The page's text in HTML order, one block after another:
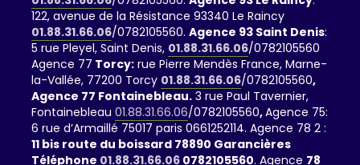
122, avenue de la Résistance 93340 Le Raincy
01.88.31.66.06/0782105560. Agence 93 Saint Denis:
5 rue Pleyel, Saint Denis, 01.88.31.66.06/0782105560
Agence 77 Torcy: rue Pierre Mendès France, Marne-
la-Vallée, 77200 Torcy 01.88.31.66.06/0782105560,
Agence 77 Fontainebleau. 3 rue Paul Tavernier,
Fontainebleau 01.88.31.66.06/0782105560,Agence 75:
6 rue d’Armaillé 75017 paris 0661252114. Agence 78 2 :
11 bis route du boissard 78890 Garancières
Téléphone 01.88.31.66.06 0782105560. Agence 78